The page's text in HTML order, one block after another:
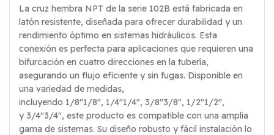
La cruz hembra NPT de la serie 102B está fabricada en
latón resistente, diseñada para ofrecer durabilidad y un
rendimiento óptimo en sistemas hidráulicos. Esta
conexión es perfecta para aplicaciones que requieren una
bifurcación en cuatro direcciones en la tubería,
asegurando un flujo eficiente y sin fugas. Disponible en
una variedad de medidas,
incluyendo 1/8″1/8″, 1/4″1/4″, 3/8″3/8″, 1/2″1/2″,
y 3/4″3/4″, este producto es compatible con una amplia
gama de sistemas. Su diseño robusto y fácil instalación lo